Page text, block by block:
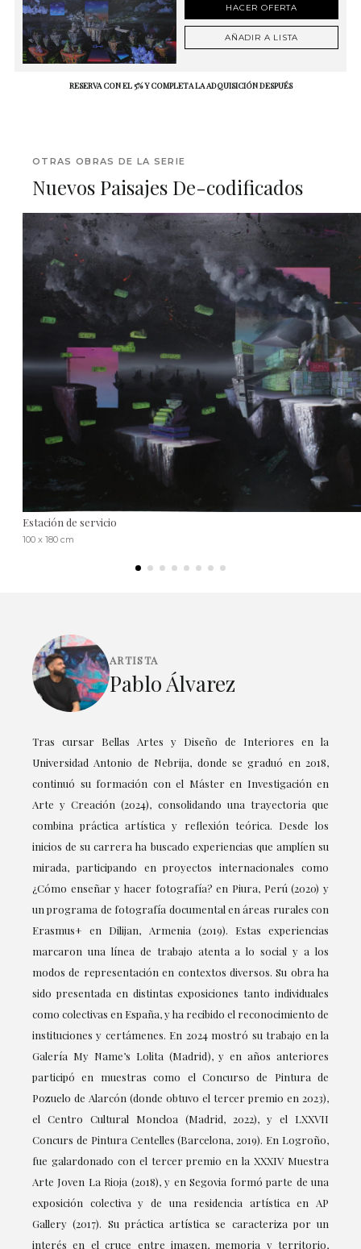
HACER OFERTA
AÑADIR A LISTA
RESERVA CON EL 5% Y COMPLETA LA ADQUISICIÓN DESPUÉS
OTRAS OBRAS DE LA SERIE
Nuevos Paisajes De-codificados
Estación de servicio
100 x 180 cm
ARTISTA
Pablo Álvarez
Tras cursar Bellas Artes y Diseño de Interiores en la
Universidad Antonio de Nebrija, donde se graduó en 2018,
continuó su formación con el Máster en Investigación en
Arte y Creación (2024), consolidando una trayectoria que
combina práctica artística y reflexión teórica. Desde los
inicios de su carrera ha buscado experiencias que amplíen su
mirada, participando en proyectos internacionales como
¿Cómo enseñar y hacer fotografía? en Piura, Perú (2020) y
un programa de fotografía documental en áreas rurales con
Erasmus+ en Dilijan, Armenia (2019). Estas experiencias
marcaron una línea de trabajo atenta a lo social y a los
modos de representación en contextos diversos. Su obra ha
sido presentada en distintas exposiciones tanto individuales
como colectivas en España, y ha recibido el reconocimiento de
instituciones y certámenes. En 2024 mostró su trabajo en la
Galería My Name’s Lolita (Madrid), y en años anteriores
participó en muestras como el Concurso de Pintura de
Pozuelo de Alarcón (donde obtuvo el tercer premio en 2023),
el Centro Cultural Moncloa (Madrid, 2022), y el LXXVII
Concurs de Pintura Centelles (Barcelona, 2019). En Logroño,
fue galardonado con el tercer premio en la XXXIV Muestra
Arte Joven La Rioja (2018), y en Segovia formó parte de una
exposición colectiva y de una residencia artística en AP
Gallery (2017). Su práctica artística se caracteriza por un
interés en el cruce entre imagen, memoria y territorio,